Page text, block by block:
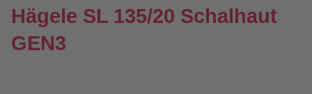
Hägele SL 135/20 Schalhaut
GEN3